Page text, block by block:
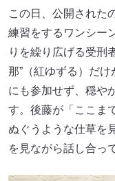
この日、公開された
練習をするワンシー
りを繰り広げる受刑
那”（紅ゆずる）だ
にも参加せず、穏や
す。後藤が「ここま
ぬぐうような仕草を
を見ながら話し合っ